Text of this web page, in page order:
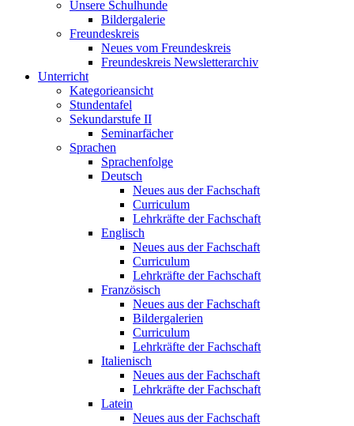
Unsere Schulhunde
Bildergalerie
Freundeskreis
Neues vom Freundeskreis
Freundeskreis Newsletterarchiv
Unterricht
Kategorieansicht
Stundentafel
Sekundarstufe II
Seminarfächer
Sprachen
Sprachenfolge
Deutsch
Neues aus der Fachschaft
Curriculum
Lehrkräfte der Fachschaft
Englisch
Neues aus der Fachschaft
Curriculum
Lehrkräfte der Fachschaft
Französisch
Neues aus der Fachschaft
Bildergalerien
Curriculum
Lehrkräfte der Fachschaft
Italienisch
Neues aus der Fachschaft
Lehrkräfte der Fachschaft
Latein
Neues aus der Fachschaft